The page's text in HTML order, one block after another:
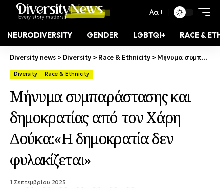
Αα
NEURODIVERSITY GENDER LGBTQI+ RACE &
Diversity news > Diversity > Race & Ethnicity > Μήνυμα συμπαράστασης και δημοκρατίας από τον Χάρη Δούκα:«Η δημοκρατία δεν φυλακίζεται»
Diversity Race & Ethnicity
Μήνυμα συμπαράστασης και
δημοκρατίας από τον Χάρη
Δούκα:«Η δημοκρατία δεν
φυλακίζεται»
1 Σεπτεμβρίου 2025